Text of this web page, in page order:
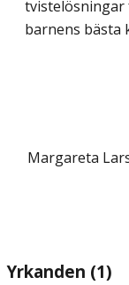
barnens bästa
Margareta
Yrkanden (1)